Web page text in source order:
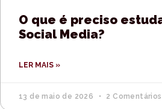
O que é preciso
Social Media?
LER MAIS »
13 de maio de 2026 2 Comentários